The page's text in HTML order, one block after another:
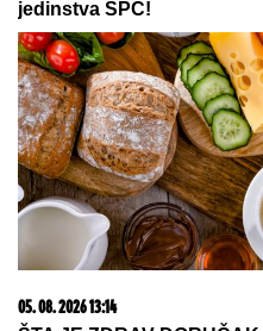
Erdogan
Tursku